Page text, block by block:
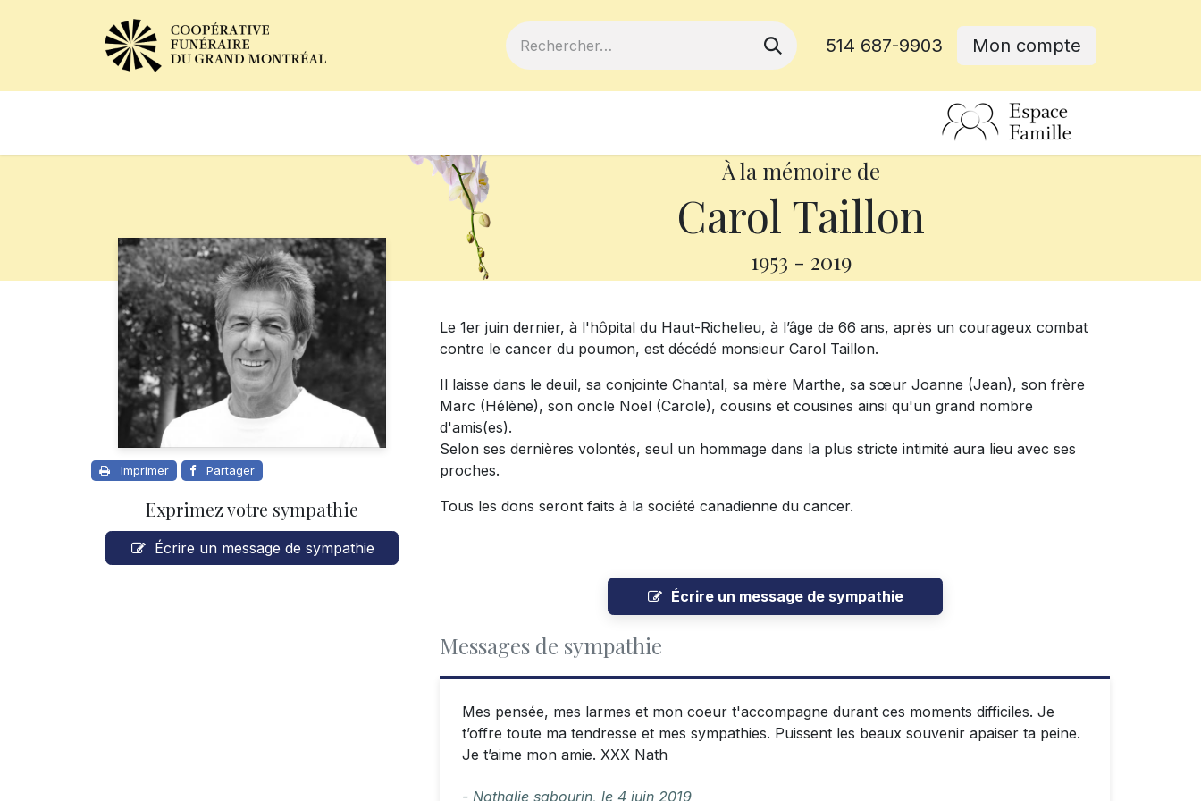
514 687-9903 Mon compte
À la mémoire de
Carol Taillon
1953 - 2019
Imprimer Partager
Exprimez votre sympathie
Écrire un message de sympathie
Le 1er juin dernier, à l'hôpital du Haut-Richelieu, à l’âge de 66 ans, après un courageux combat
contre le cancer du poumon, est décédé monsieur Carol Taillon.
Il laisse dans le deuil, sa conjointe Chantal, sa mère Marthe, sa sœur Joanne (Jean), son frère
Marc (Hélène), son oncle Noël (Carole), cousins et cousines ainsi qu'un grand nombre
d'amis(es).
Selon ses dernières volontés, seul un hommage dans la plus stricte intimité aura lieu avec ses
proches.
Tous les dons seront faits à la société canadienne du cancer.
Écrire un message de sympathie
Messages de sympathie
Mes pensée, mes larmes et mon coeur t'accompagne durant ces moments difficiles. Je
t’offre toute ma tendresse et mes sympathies. Puissent les beaux souvenir apaiser ta peine.
Je t’aime mon amie. XXX Nath
- Nathalie sabourin, le 4 juin 2019